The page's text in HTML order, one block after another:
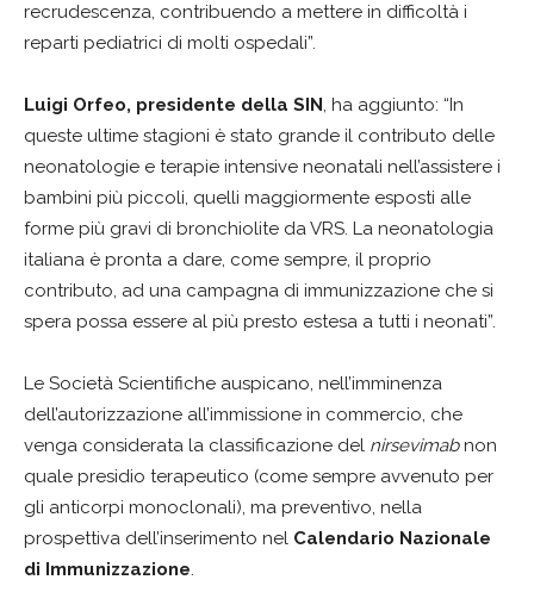
recrudescenza, contribuendo a mettere in difficoltà i
reparti pediatrici di molti ospedali”.
Luigi Orfeo, presidente della SIN, ha aggiunto: “In
queste ultime stagioni è stato grande il contributo delle
neonatologie e terapie intensive neonatali nell’assistere i
bambini più piccoli, quelli maggiormente esposti alle
forme più gravi di bronchiolite da VRS. La neonatologia
italiana è pronta a dare, come sempre, il proprio
contributo, ad una campagna di immunizzazione che si
spera possa essere al più presto estesa a tutti i neonati”.
Le Società Scientifiche auspicano, nell’imminenza
dell’autorizzazione all’immissione in commercio, che
venga considerata la classificazione del nirsevimabnon
quale presidio terapeutico (come sempre avvenuto per
gli anticorpi monoclonali), ma preventivo, nella
prospettiva dell’inserimento nel Calendario Nazionale
di Immunizzazione.